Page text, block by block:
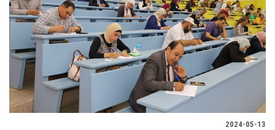
الطلاب
هيئة التدريس
الدراسات العليا
2024-05-13